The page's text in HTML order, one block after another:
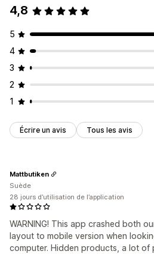
4,8
5
4
3
2
1
Écrire un avis Tous les avis
WARNING! This app crashed both
layout to mobile version when
computer. Hidden products, a lot of
Mattbutiken
Suède
28 jours d’utilisation de l’application